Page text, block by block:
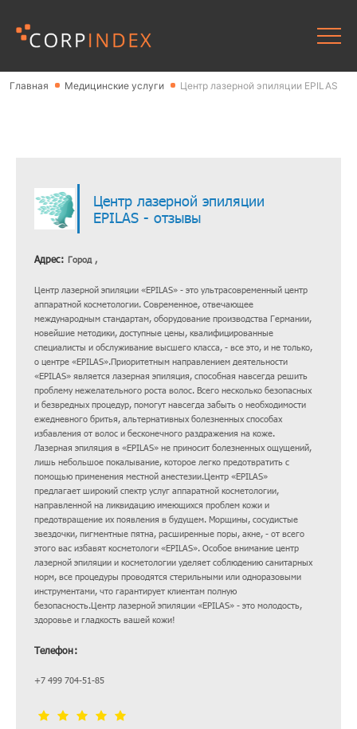
Главная Медицинские услуги Центр лазерной эпиляции EPILAS
Центр лазерной эпиляции
EPILAS - отзывы
Адрес: Город ,
Центр лазерной эпиляции «EPILAS» - это ультрасовременный центр
аппаратной косметологии. Современное, отвечающее
международным стандартам, оборудование производства Германии,
новейшие методики, доступные цены, квалифицированные
специалисты и обслуживание высшего класса, - все это, и не только,
о центре «EPILAS».Приоритетным направлением деятельности
«EPILAS» является лазерная эпиляция, способная навсегда решить
проблему нежелательного роста волос. Всего несколько безопасных
и безвредных процедур, помогут навсегда забыть о необходимости
ежедневного бритья, альтернативных болезненных способах
избавления от волос и бесконечного раздражения на коже.
Лазерная эпиляция в «EPILAS» не приносит болезненных ощущений,
лишь небольшое покалывание, которое легко предотвратить с
помощью применения местной анестезии.Центр «EPILAS»
предлагает широкий спектр услуг аппаратной косметологии,
направленной на ликвидацию имеющихся проблем кожи и
предотвращение их появления в будущем. Морщины, сосудистые
звездочки, пигментные пятна, расширенные поры, акне, - от всего
этого вас избавят косметологи «EPILAS». Особое внимание центр
лазерной эпиляции и косметологии уделяет соблюдению санитарных
норм, все процедуры проводятся стерильными или одноразовыми
инструментами, что гарантирует клиентам полную
безопасность.Центр лазерной эпиляции «EPILAS» - это молодость,
здоровье и гладкость вашей кожи!
Телефон:
+7 499 704-51-85